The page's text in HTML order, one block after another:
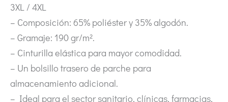
3XL / 4XL
– Composición: 65% poliéster y 35% algodón.
– Gramaje: 190 gr/m².
– Cinturilla elástica para mayor comodidad.
– Un bolsillo trasero de parche para
almacenamiento adicional.
– Ideal para el sector sanitario, clínicas, farmacias,